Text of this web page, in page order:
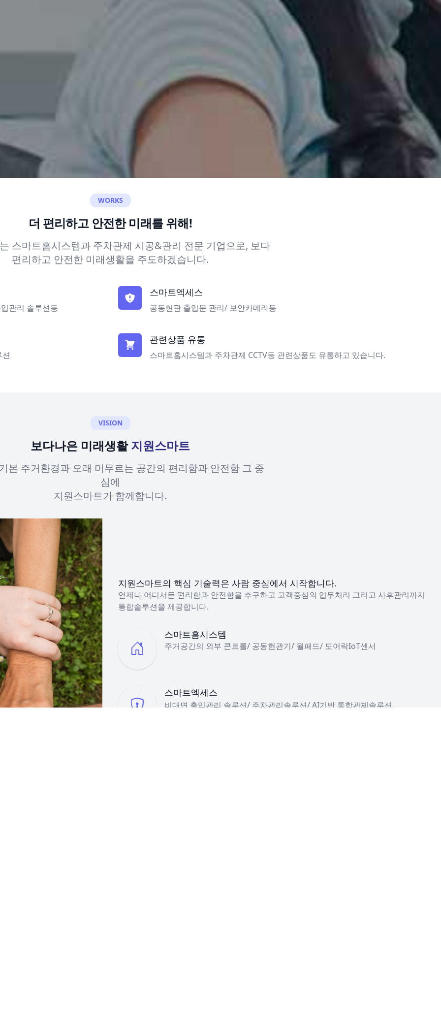
WORKS
더 편리하고 안전한 미래를 위해!
스마트홈시스템과 주차관제 시공&관리 전문 기업으로, 보다
편리하고 안전한 미래생활을 주도하겠습니다.
관리 솔루션등
스마트엑세스
공동현관 출입문 관리/ 보안카메라등
관련상품 유통
스마트홈시스템과 주차관제 CCTV등 관련상품도 유통하고 있습니다.
VISION
보다나은 미래생활지원스마트
본 주거환경과 오래 머무르는 공간의 편리함과 안전함 그 중
심에
지원스마트가 함께합니다.
지원스마트의 핵심 기술력은 사람 중심에서 시작합니다.
언제나 어디서든 편리함과 안전함을 추구하고 고객중심의 업무처리 그리고 사후관리까지
통합솔루션을 제공합니다.
스마트홈시스템
주거공간의 외부 콘트롤/ 공동현관기/ 월패드/ 도어락IoT센서
스마트엑세스
비대면 출입관리 솔루션/ 주차관리솔루션/ AI기반 통합관제솔루션